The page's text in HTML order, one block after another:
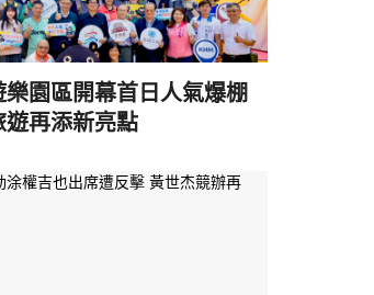
園區開幕首日人氣爆棚
再添新亮點